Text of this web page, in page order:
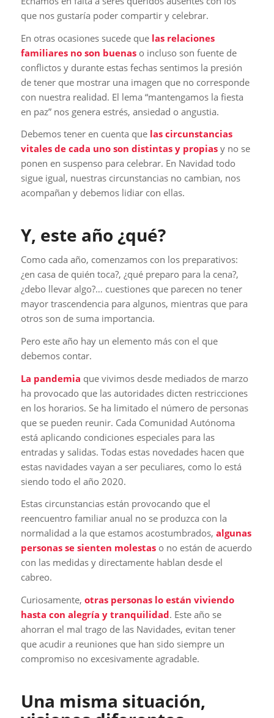
que nos gustaría poder compartir y celebrar.
En otras ocasiones sucede que las relaciones
familiares no son buenaso incluso son fuente de
conflictos y durante estas fechas sentimos la presión
de tener que mostrar una imagen que no corresponde
con nuestra realidad. El lema “mantengamos la fiesta
en paz” nos genera estrés, ansiedad o angustia.
Debemos tener en cuenta que las circunstancias
vitales de cada uno son distintas y propiasy no se
ponen en suspenso para celebrar. En Navidad todo
sigue igual, nuestras circunstancias no cambian, nos
acompañan y debemos lidiar con ellas.
Y, este año ¿qué?
Como cada año, comenzamos con los preparativos:
¿en casa de quién toca?, ¿qué preparo para la cena?,
¿debo llevar algo?… cuestiones que parecen no tener
mayor trascendencia para algunos, mientras que para
otros son de suma importancia.
Pero este año hay un elemento más con el que
debemos contar.
La pandemia que vivimos desde mediados de marzo
ha provocado que las autoridades dicten restricciones
en los horarios. Se ha limitado el número de personas
que se pueden reunir. Cada Comunidad Autónoma
está aplicando condiciones especiales para las
entradas y salidas. Todas estas novedades hacen que
estas navidades vayan a ser peculiares, como lo está
siendo todo el año 2020.
Estas circunstancias están provocando que el
reencuentro familiar anual no se produzca con la
normalidad a la que estamos acostumbrados, algunas
personas se sienten molestaso no están de acuerdo
con las medidas y directamente hablan desde el
cabreo.
Curiosamente, otras personas lo están viviendo
hasta con alegría y tranquilidad. Este año se
ahorran el mal trago de las Navidades, evitan tener
que acudir a reuniones que han sido siempre un
compromiso no excesivamente agradable.
Una misma situación,